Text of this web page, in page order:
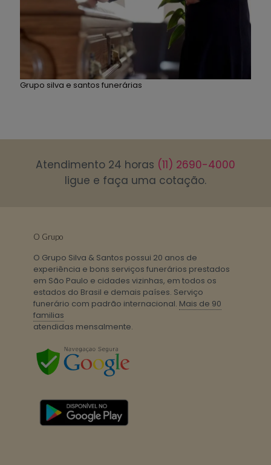
Grupo silva e santos funerárias
Atendimento 24 horas (11) 2690-4000
ligue e faça uma cotação.
O Grupo
O Grupo Silva & Santos possui 20 anos de
experiência e bons serviços funerários prestados
em São Paulo e cidades vizinhas, em todos os
estados do Brasil e demais países. Serviço
funerário com padrão internacional. Mais de 90
familias
atendidas mensalmente.